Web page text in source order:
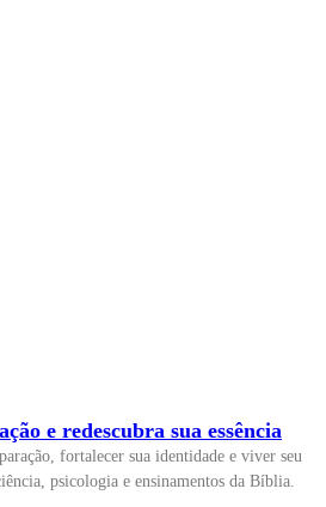
e redescubra sua essência
fortalecer sua identidade e viver seu
psicologia e ensinamentos da Bíblia.